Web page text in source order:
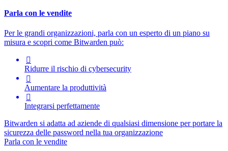
Parla con le vendite
Per le grandi organizzazioni, parla con un esperto di un piano su
misura e scopri come Bitwarden può:

Ridurre il rischio di cybersecurity

Aumentare la produttività

Integrarsi perfettamente
Bitwarden si adatta ad aziende di qualsiasi dimensione per portare la
sicurezza delle password nella tua organizzazione
Parla con le vendite